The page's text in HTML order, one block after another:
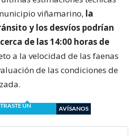
viñamarino, la
y los desvíos podrían
de las 14:00 horas de
a la velocidad de las faenas
de las condiciones de
UN
AVÍSANOS